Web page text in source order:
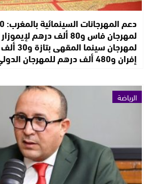
لمهرجان
إفران و480 ألف درهم للمهرجان الدولي للفيلم…
الرياضة